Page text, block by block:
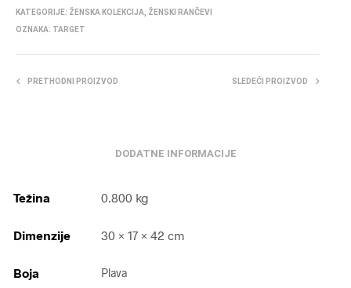
KATEGORIJE: ŽENSKA KOLEKCIJA
ŽENSKI RANČEVI
OZNAKA: TARGET
PRETHODNI PROIZVOD SLEDEĆI PROIZVOD
DODATNE INFORMACIJE
Težina 0.800 kg
Dimenzije 30 × 17 × 42 cm
Boja Plava